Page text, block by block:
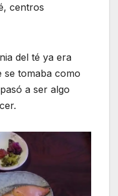
centros
del té ya era
se tomaba como
a ser algo